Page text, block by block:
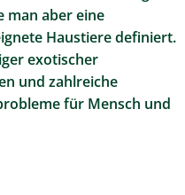
man aber eine
Haustiere definiert.
exotischer
und zahlreiche
für Mensch und